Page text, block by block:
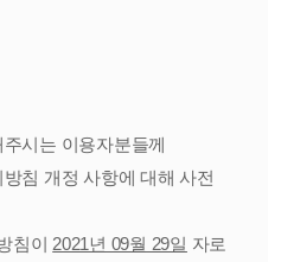
시는 이용자분들께
침 개정 사항에 대해 사전
침이 2021년 09월 29일 자로